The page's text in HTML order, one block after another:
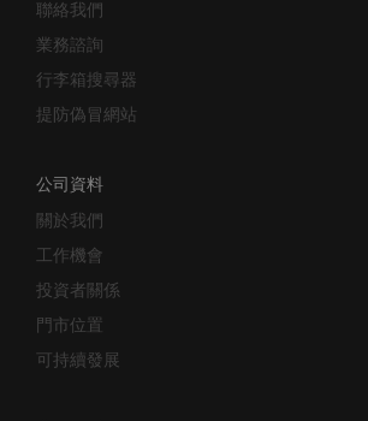
業務諮詢
行李箱搜尋器
提防偽冒網站
關於我們
工作機會
投資者關係
門市位置
可持續發展